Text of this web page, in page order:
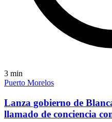
3 min
Puerto Morelos
Lanza gobierno de
llamado de conciencia